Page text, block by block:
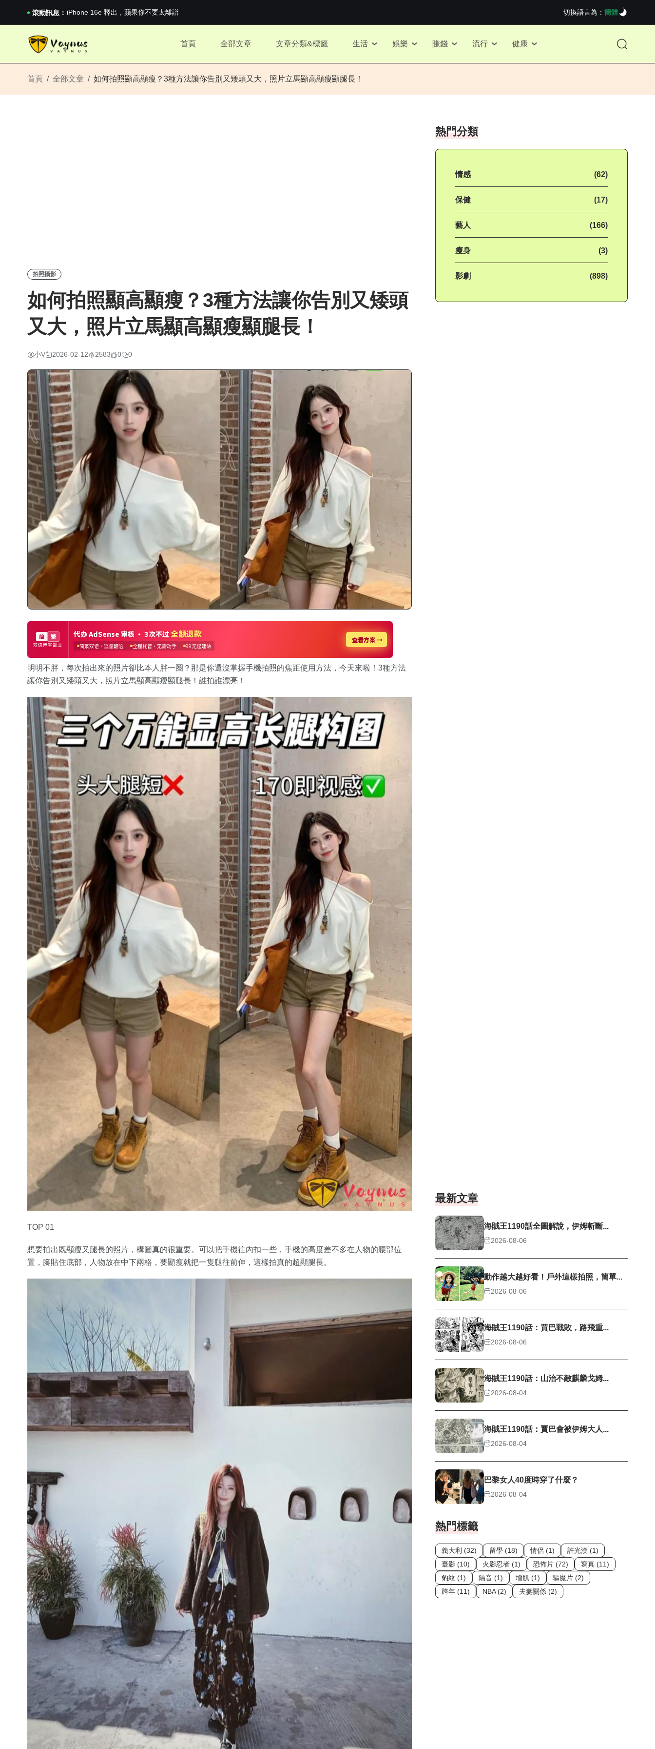
滾動訊息： 2026澳網男單收官：全滿貫對上全滿亞，德約...
《巔峰守衛 Highguard》正式上線，官...
切換語言為： 簡體
首頁 全部文章 文章分類&標籤 生活 娛樂 賺錢 流行 健康
首頁 全部文章 如何拍照顯高顯瘦？3種方法讓你告別又矮頭又大，照片立馬顯高顯瘦顯腿長！
拍照攝影
如何拍照顯高顯瘦？3種方法讓你告別又矮頭
又大，照片立馬顯高顯瘦顯腿長！
小V 2026-02-12 2583 0 0
明明不胖，每次拍出來的照片卻比本人胖一圈？那是你還沒掌握手機拍照的焦距使用方法，今天來啦！3種方法
讓你告別又矮頭又大，照片立馬顯高顯瘦顯腿長！誰拍誰漂亮！
TOP 01
想要拍出既顯瘦又腿長的照片，構圖真的很重要。可以把手機往內扣一些，手機的高度差不多在人物的腰部位
置，腳貼住底部，人物放在中下兩格，要顯瘦就把一隻腿往前伸，這樣拍真的超顯腿長。
熱門分類
情感 (62)
保健 (17)
藝人 (166)
瘦身 (3)
影劇 (898)
最新文章
海賊王1190話全圖解說，伊姆斬斷...
2026-08-06
動作越大越好看！戶外這樣拍照，簡單...
2026-08-06
海賊王1190話：賈巴戰敗，路飛重...
2026-08-06
海賊王1190話：山治不敵麒麟戈姆...
2026-08-04
海賊王1190話：賈巴會被伊姆大人...
2026-08-04
巴黎女人40度時穿了什麼？
2026-08-04
熱門標籤
義大利 (32) 留學 (18) 情侶 (1)
許光漢 (1)
臺影 (10)
火影忍者 (1) 恐怖片 (72)
寫真 (11)
豹紋 (1)
隔音 (1) 增肌 (1)
驅魔片 (2)
跨年 (11)
NBA (2) 夫妻關係 (2)